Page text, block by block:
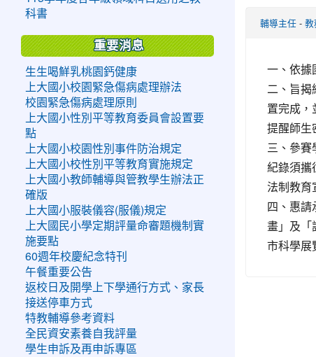
輔導主任 - 教
一、依據
二、旨揭
置完成
提醒師生
三、參賽
紀錄須攜
法制教育
四、惠
畫」及「
市科學展
科書
重要消息
生生喝鮮乳桃園鈣健康
上大國小校園緊急傷病處理辦法
校園緊急傷病處理原則
上大國小性別平等教育委員會設置要
點
上大國小校園性別事件防治規定
上大國小校性別平等教育實施規定
上大國小教師輔導與管教學生辦法正
確版
上大國小服裝儀容(服儀)規定
上大國民小學定期評量命審題機制實
施要點
60週年校慶紀念特刊
午餐重要公告
返校日及開學上下學通行方式、家長
接送停車方式
特教輔導參考資料
全民資安素養自我評量
學生申訴及再申訴專區